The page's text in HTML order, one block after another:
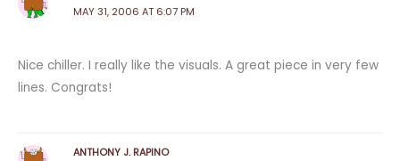
MAY 31, 2006 AT 6:07 PM
Nice chiller. I really like the visuals. A great piece in very few
lines. Congrats!
ANTHONY J. RAPINO